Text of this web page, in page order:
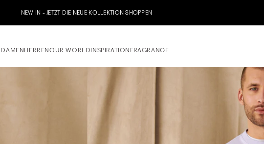
NEW IN - JETZT DIE NEUE KOLLEKTION SHOPPEN
DAMENHERRENOUR WORLDINSPIRATION FRAGRANCE